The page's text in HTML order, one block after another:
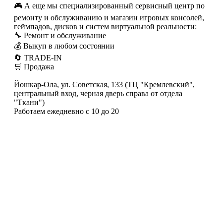
🎮 А еще мы специализированный сервисный центр по
ремонту и обслуживанию и магазин игровых консолей,
геймпадов, дисков и систем виртуальной реальности:
🔧 Ремонт и обслуживание
💰 Выкуп в любом состоянии
🔄 TRADE-IN
🛒 Продажа
Йошкар-Ола, ул. Советская, 133 (ТЦ "Кремлевский",
центральный вход, черная дверь справа от отдела
"Ткани")
Работаем ежедневно с 10 до 20